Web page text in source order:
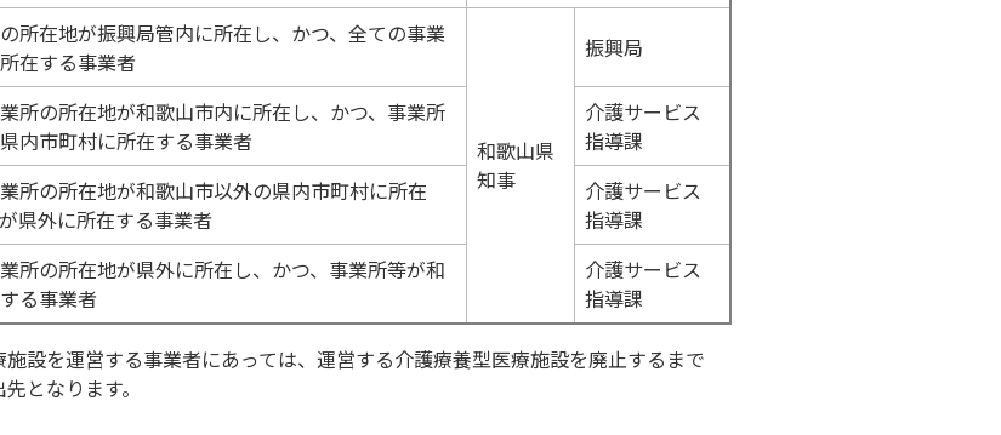
所在地が振興局管内に所在し、かつ、全ての事業
在する事業者
和歌山県
知事
振興局
所の所在地が和歌山市内に所在し、かつ、事業所
内市町村に所在する事業者
介護サービス
指導課
所の所在地が和歌山市以外の県内市町村に所在
県外に所在する事業者
介護サービス
指導課
所の所在地が県外に所在し、かつ、事業所等が和
る事業者
介護サービス
指導課
設を運営する事業者にあっては、運営する介護療養型医療施設を廃止するまで
となります。